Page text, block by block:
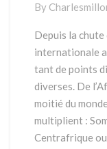
d’ingérence
By
Depuis la
internationale
tant de points
diverses. De
moitié du
multiplient :
Centrafrique